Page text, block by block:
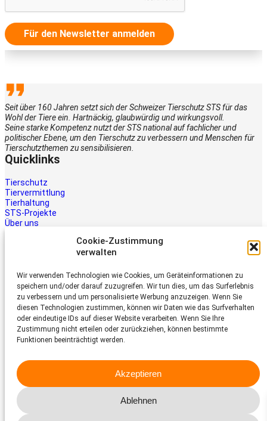
Cookie-Zustimmung
verwalten
Wir verwenden Technologien wie Cookies, um Geräteinformationen zu
speichern und/oder darauf zuzugreifen. Wir tun dies, um das Surferlebnis
zu verbessern und um personalisierte Werbung anzuzeigen. Wenn Sie
diesen Technologien zustimmen, können wir Daten wie das Surfverhalten
oder eindeutige IDs auf dieser Website verarbeiten. Wenn Sie Ihre
Zustimmung nicht erteilen oder zurückziehen, können bestimmte
Funktionen beeinträchtigt werden.
Akzeptieren
Ablehnen
Für den Newsletter anmelden
Seit über 160 Jahren setzt sich der Schweizer Tierschutz STS für das
Wohl der Tiere ein. Hartnäckig, glaubwürdig und wirkungsvoll.
Seine starke Kompetenz nutzt der STS national auf fachlicher und
politischer Ebene, um den Tierschutz zu verbessern und Menschen für
Tierschutzthemen zu sensibilisieren.
Quicklinks
Tierschutz
Tiervermittlung
Tierhaltung
STS-Projekte
Über uns
Tiere brauchen Hilfe – auch Ihre.
Unterstützen Sie die Arbeit des
Schweizer Tierschutz STS.
Jetzt spenden
Schweizer Tierschutz STS
CH-4053 Basel
sts@tierschutz.com